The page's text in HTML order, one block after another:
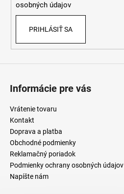
osobných údajov
PRIHLÁSIŤ SA
Informácie pre vás
Vrátenie tovaru
Kontakt
Doprava a platba
Obchodné podmienky
Reklamačný poriadok
Podmienky ochrany osobných údajov
Napíšte nám